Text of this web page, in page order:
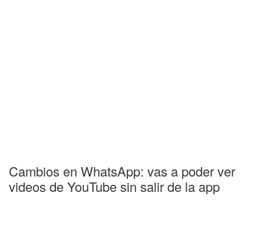
Cambios en WhatsApp: vas a poder ver
videos de YouTube sin salir de la app